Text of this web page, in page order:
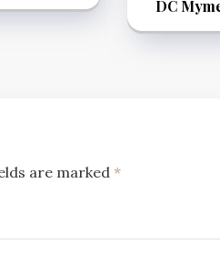
DC
are marked *